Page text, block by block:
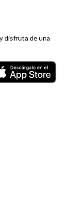
disfruta de una